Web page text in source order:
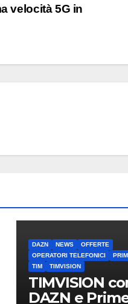
velocità 5G in
DAZN NEWS
OFFERTE
OPERATORI TELEFONICI
TIM
TIMVISION
TIMVISION
DAZN e